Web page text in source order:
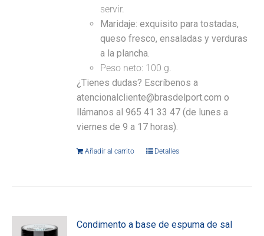
servir.
Maridaje: exquisito para tostadas,
queso fresco, ensaladas y verduras
a la plancha.
Peso neto: 100 g.
¿Tienes dudas? Escríbenos a
atencionalcliente@brasdelport.com o
llámanos al 965 41 33 47 (de lunes a
viernes de 9 a 17 horas).
Añadir al carrito Detalles
Condimento a base de espuma de sal